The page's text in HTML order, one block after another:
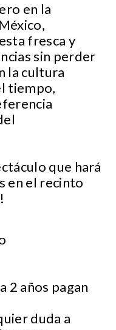
en la
fresca y
sin perder
la cultura
tiempo,
que hará
en el recinto
2 años pagan
duda a